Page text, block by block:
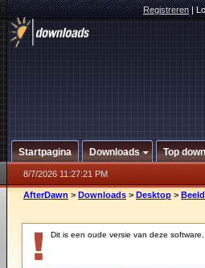
Registreren|
Startpagina Downloads Top
8/7/2026 11:27:21 PM
AfterDawn > Downloads > Desktop >
Dit is een oude versie van deze